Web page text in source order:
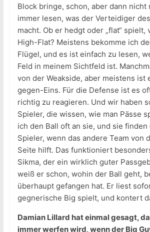
Block bringe, schon, aber dann nicht
immer lesen, was der Verteidiger
macht. Ob er hedgt oder „flat“ spielt,
High-Flat? Meistens bekomme ich
Flügel, und es ist einfach zu lesen,
Feld in meinem Sichtfeld ist.
von der Weakside, aber meistens ist
gegen-Eins. Für die Defense ist es
richtig zu reagieren. Und wir haben
Spieler, die wissen, wie man Pässe
ich den Ball oft an sie, und sie
Spieler, wenn das andere Team von
Seite hilft. Das funktioniert
Sikma, der ein wirklich guter
weiß er schon, wohin der Ball geht,
überhaupt gefangen hat. Er liest
gegnerische Big spielt, und kontert
Damian Lillard hat einmal gesagt,
immer werfen wird, wenn der Big